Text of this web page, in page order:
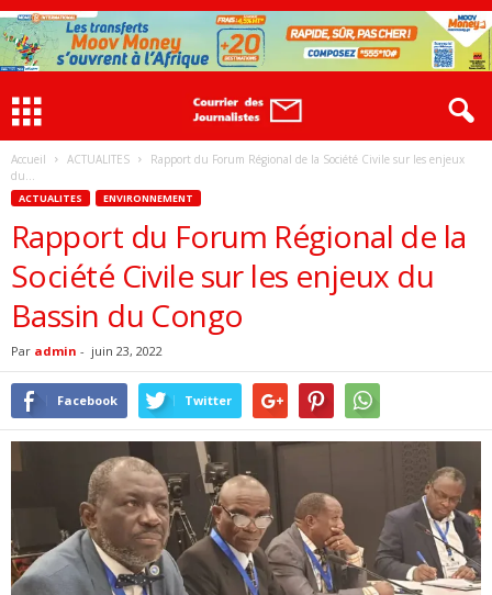
Accueil ACTUALITES
Rapport du Forum Régional de la Société Civile sur les enjeux
du...
ACTUALITES ENVIRONNEMENT
Rapport du Forum Régional de la
Société Civile sur les enjeux du
Bassin du Congo
Par admin - juin 23, 2022
Facebook Twitter